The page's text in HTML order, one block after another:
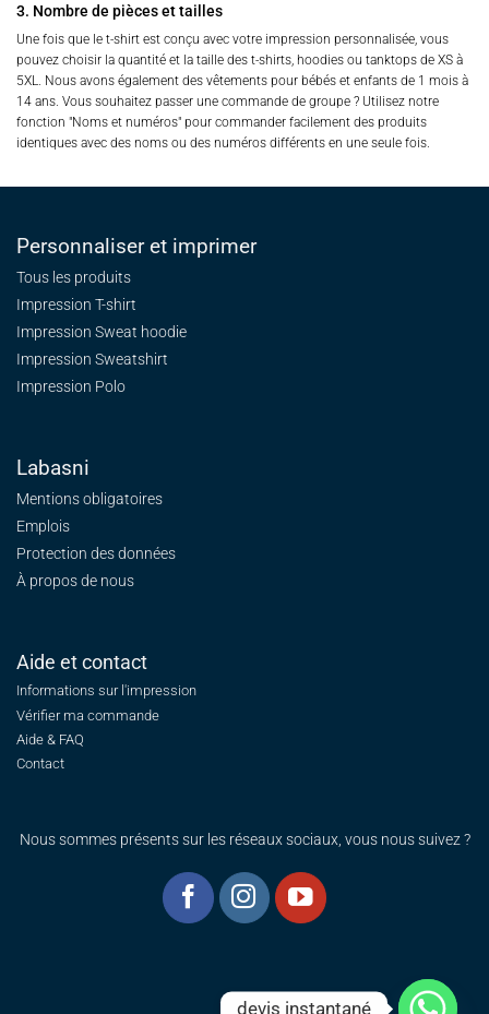
3. Nombre de pièces et tailles
Une fois que le t-shirt est conçu avec votre impression personnalisée, vous
pouvez choisir la quantité et la taille des t-shirts, hoodies ou tanktops de XS à
5XL. Nous avons également des vêtements pour bébés et enfants de 1 mois à
14 ans. Vous souhaitez passer une commande de groupe ? Utilisez notre
fonction "Noms et numéros" pour commander facilement des produits
identiques avec des noms ou des numéros différents en une seule fois.
Personnaliser et imprimer
Tous les produits
Impression T-shirt
Impression Sweat hoodie
Impression Sweatshirt
Impression Polo
Labasni
Mentions obligatoires
Emplois
Protection des données
À propos de nous
Aide et contact
Informations sur l'impression
Vérifier ma commande
Aide & FAQ
Contact
Nous sommes présents sur les réseaux sociaux, vous nous suivez ?
devis instantané